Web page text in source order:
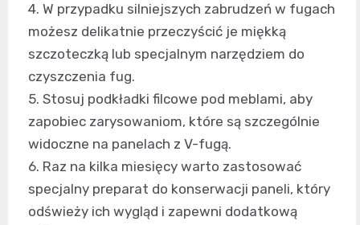
4. W przypadku silniejszych zabrudzeń w fugach
możesz delikatnie przeczyścić je miękką
szczoteczką lub specjalnym narzędziem do
czyszczenia fug.
5. Stosuj podkładki filcowe pod meblami, aby
zapobiec zarysowaniom, które są szczególnie
widoczne na panelach z V-fugą.
6. Raz na kilka miesięcy warto zastosować
specjalny preparat do konserwacji paneli, który
odświeży ich wygląd i zapewni dodatkową